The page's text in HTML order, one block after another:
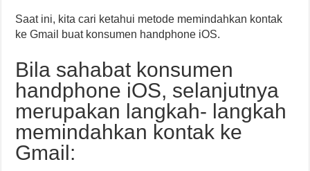
Saat ini, kita cari ketahui metode memindahkan kontak
ke Gmail buat konsumen handphone iOS.
Bila sahabat konsumen
handphone iOS, selanjutnya
merupakan langkah- langkah
memindahkan kontak ke
Gmail: